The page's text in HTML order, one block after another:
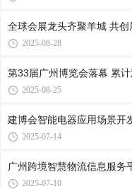
全球会展龙头齐聚羊城 共
2025-08-28
第33届广州博览会落幕 累
2025-08-25
建博会智能电器应用场景开
2025-07-14
广州跨境智慧物流信息服务
2025-07-10